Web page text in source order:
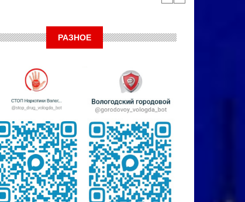
РАЗНОЕ